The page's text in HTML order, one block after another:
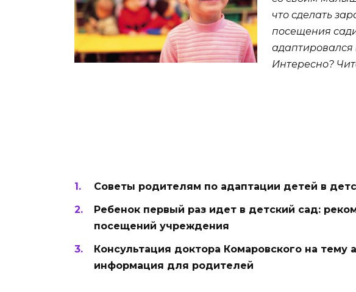
что сделать
посещения
адаптировался
Интересно?
Советы родителям по адаптации детей в
Ребенок первый раз идет в детский сад:
посещений учреждения
Консультация доктора Комаровского на тему
информация для родителей